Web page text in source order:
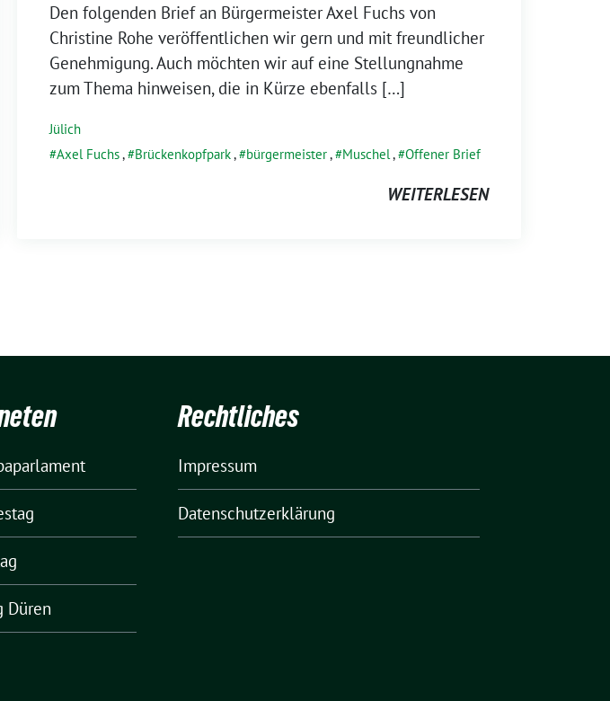
Den folgenden Brief an Bürgermeister Axel Fuchs von
Christine Rohe veröffentlichen wir gern und mit freundlicher
Genehmigung. Auch möchten wir auf eine Stellungnahme
zum Thema hinweisen, die in Kürze ebenfalls […]
Jülich
Axel Fuchs, Brückenkopfpark, bürgermeister, Muschel , Offener Brief
WEITERLESEN
Düren
Rechtliches
Impressum
Datenschutzerklärung